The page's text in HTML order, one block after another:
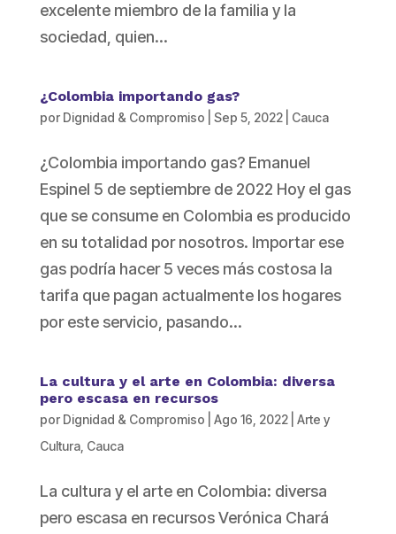
excelente miembro de la familia y la
sociedad, quien...
¿Colombia importando gas?
por Dignidad & Compromiso Sep 5, 2022| Cauca
¿Colombia importando gas? Emanuel
Espinel 5 de septiembre de 2022 Hoy el gas
que se consume en Colombia es producido
en su totalidad por nosotros. Importar ese
gas podría hacer 5 veces más costosa la
tarifa que pagan actualmente los hogares
por este servicio, pasando...
La cultura y el arte en Colombia: diversa
pero escasa en recursos
por Dignidad & Compromiso Ago 16, 2022| Arte y
Cultura, Cauca
La cultura y el arte en Colombia: diversa
pero escasa en recursos Verónica Chará